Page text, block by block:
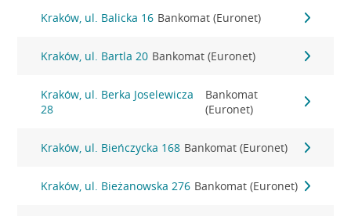
Kraków, ul. Balicka 16 Bankomat (Euronet)
Kraków, ul. Bartla 20 Bankomat (Euronet)
Kraków, ul. Berka Joselewicza
28
Bankomat
(Euronet)
Kraków, ul. Bieńczycka 168 Bankomat (Euronet)
Kraków, ul. Bieżanowska 276 Bankomat (Euronet)